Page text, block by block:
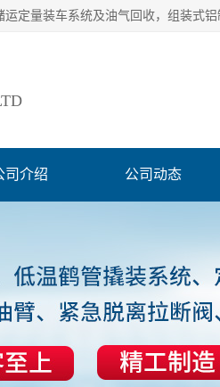
司介绍 公司动态